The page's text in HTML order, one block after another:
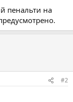
пенальти на
#2